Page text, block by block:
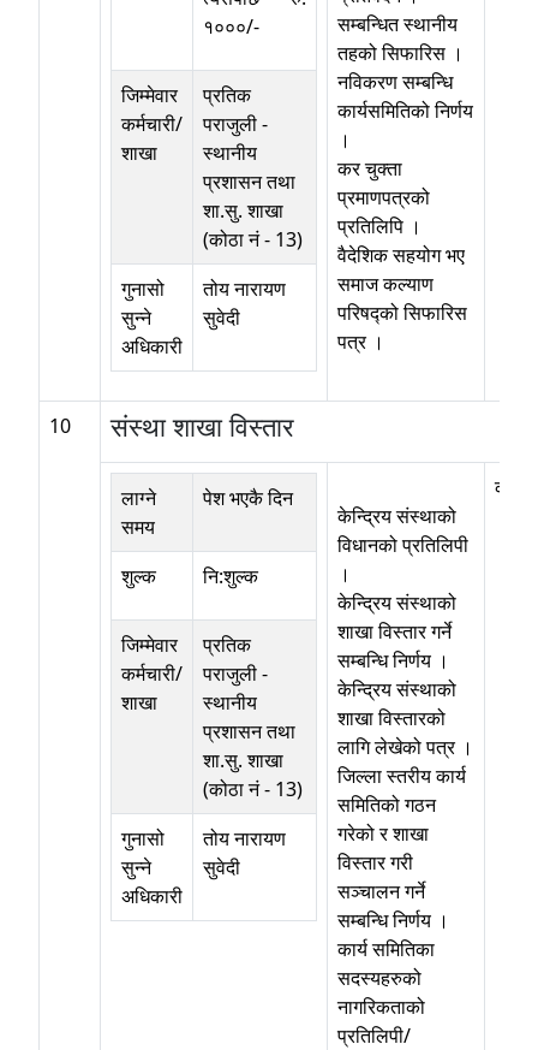
१०००/-
जिम्मेवार
कर्मचारी/
शाखा
प्रतिक
पराजुली-
स्थानीय
प्रशासन तथा
शा.सु. शाखा
(कोठा नं - 13)
गुनासो
सुन्ने
अधिकारी
तोय नारायण
सुवेदी
सम्बन्धित स्थानीय
तहको सिफारिस ।
नविकरण सम्बन्धि
कार्यसमितिको निर्णय
।
कर चुक्ता
प्रमाणपत्रको
प्रतिलिपि ।
वैदेशिक सहयोग भए
समाज कल्याण
परिषद्को सिफारिस
पत्र ।
10 संस्था शाखा विस्तार
लाग्ने
समय
पेश भएकै दिन
शुल्क नि:शुल्क
जिम्मेवार
कर्मचारी/
शाखा
प्रतिक
पराजुली-
स्थानीय
प्रशासन तथा
शा.सु. शाखा
(कोठा नं - 13)
गुनासो
सुन्ने
अधिकारी
तोय नारायण
सुवेदी
केन्द्रिय संस्थाको
विधानको प्रतिलिपी
।
केन्द्रिय संस्थाको
शाखा विस्तार गर्ने
सम्बन्धि निर्णय ।
केन्द्रिय संस्थाको
शाखा विस्तारको
लागि लेखेको पत्र ।
जिल्ला स्तरीय कार्य
समितिको गठन
गरेको र शाखा
विस्तार गरी
सञ्चालन गर्ने
सम्बन्धि निर्णय ।
कार्य समितिका
सदस्यहरुको
नागरिकताको
प्रतिलिपी/